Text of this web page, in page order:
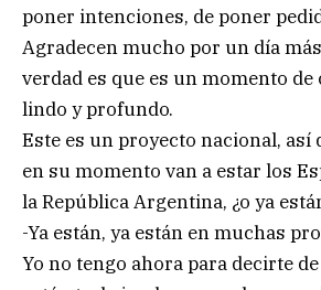
poner intenciones, de poner
Agradecen mucho por un día
verdad es que es un momento
lindo y profundo.
Este es un proyecto nacional, así
en su momento van a estar los
la República Argentina, ¿o ya
-Ya están, ya están en muchas
Yo no tengo ahora para decirte de